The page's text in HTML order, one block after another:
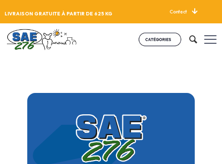
LIVRAISON GRATUITE À PARTIR DE 625 KG Contact